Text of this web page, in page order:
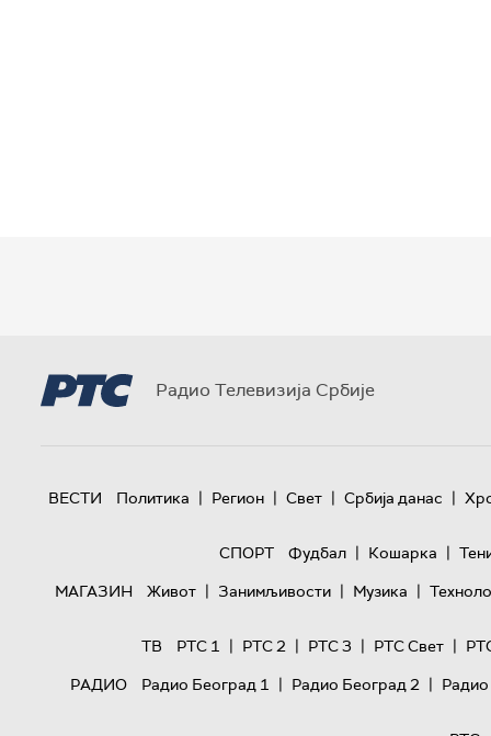
Радио Телевизија Србије
ВЕСТИ Политика | Регион | Свет | Србија данас |
СПОРТ Фудбал | Кошарка |
МАГАЗИН
Живот | Занимљивости | Музика |
ТВ РТС 1 | РТС 2 | РТС 3 | РТС Свет |
РАДИО
Радио Београд 1 | Радио Београд 2 |